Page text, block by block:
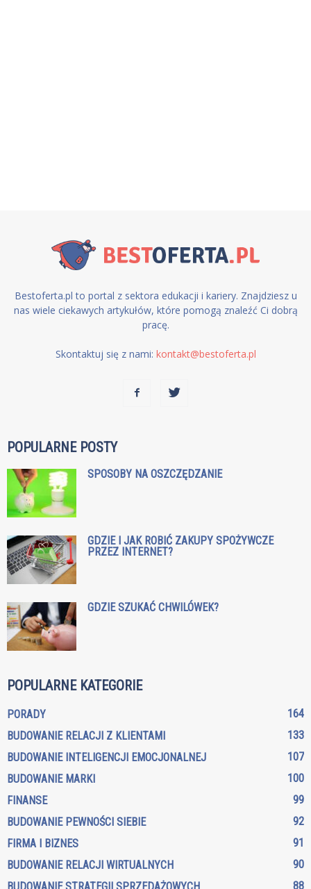
Bestoferta.pl to portal z sektora edukacji i kariery. Znajdziesz u
nas wiele ciekawych artykułów, które pomogą znaleźć Ci dobrą
pracę.
Skontaktuj się z nami: kontakt@bestoferta.pl
POPULARNE POSTY
SPOSOBY NA OSZCZĘDZANIE
GDZIE I JAK ROBIĆ ZAKUPY SPOŻYWCZE
PRZEZ INTERNET?
GDZIE SZUKAĆ CHWILÓWEK?
POPULARNE KATEGORIE
PORADY
164
BUDOWANIE RELACJI Z KLIENTAMI
133
BUDOWANIE INTELIGENCJI EMOCJONALNEJ
107
BUDOWANIE MARKI
100
FINANSE
99
BUDOWANIE PEWNOŚCI SIEBIE
92
FIRMA I BIZNES
91
BUDOWANIE RELACJI WIRTUALNYCH
90
88